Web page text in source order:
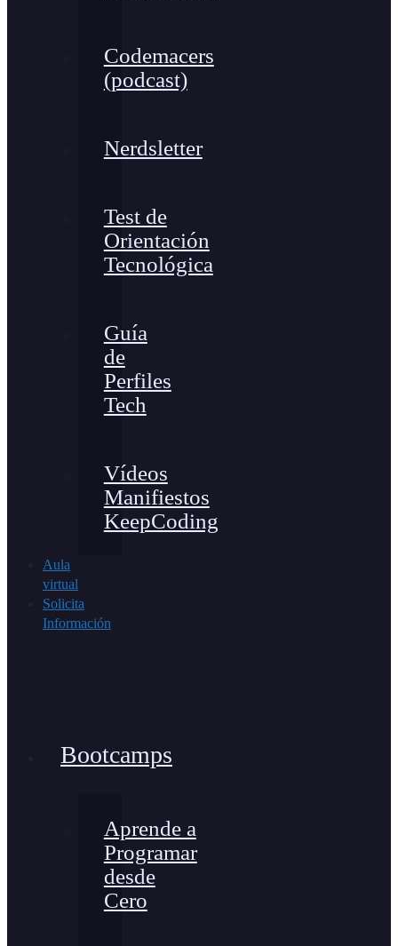
Codemacers
(podcast)
Nerdsletter
Test de
Orientación
Tecnológica
Guía
de
Perfiles
Tech
Vídeos
Manifiestos
KeepCoding
Aula
virtual
Solicita
Información
Bootcamps
Aprende a
Programar
desde
Cero